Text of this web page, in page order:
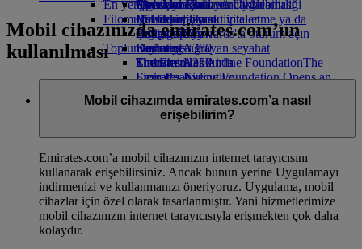
İçecekler
Filomuz
Boeing 777
Emirates A380
Emirates A350
Emirates Executive
Çocuklar için oyuncaklar
Çocuklar için aktiviteler
Operasyonların sürdürülebilirliği
Çevre politikası
Çevre raporları
Toplumlarımız
The Emirates Airline FoundationThe
Emirates Airline Foundation Opens an
Sponsorluklar
En yeni varış noktaları
Helsinki
Hangzhou'ya
Da Nang
Shenzhen
Siem Reap
Skywards Rail
Mil Hesaplayıcı
Emirates Skywards'ta oturum açın
Skywards+
Mobil ve Emirates Uygulaması
Bir rezervasyonu iptal etme ya da
değiştirme
Kesintiye uğrayan seyahat
Emirates Hakkında
Mobil cihazınızda emirates.com’un
kullanılması
Mobil cihazımda emirates.com’a nasıl
erişebilirim?
Emirates.com’a mobil cihazınızın internet tarayıcısını
kullanarak erişebilirsiniz. Ancak bunun yerine Uygulamayı
indirmenizi ve kullanmanızı öneriyoruz. Uygulama, mobil
cihazlar için özel olarak tasarlanmıştır. Yani hizmetlerimize
mobil cihazınızın internet tarayıcısıyla erişmekten çok daha
kolaydır.